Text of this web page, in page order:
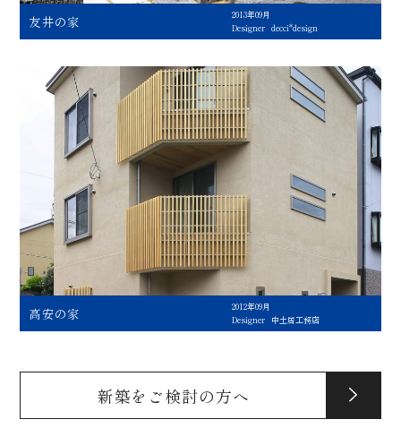
友井の家
2013年09月
Designer decci*design
高安の家
2012年09月
Designer
中土居工務店
新築をご検討の方へ